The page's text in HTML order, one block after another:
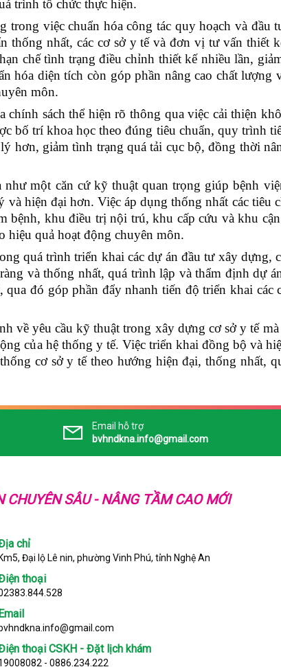
trình tổ chức thực hiện.
việc chuẩn hóa công tác quy hoạch và đầu
nhất, các cơ sở y tế và đơn vị tư vấn thiết
chế tình trạng điều chỉnh thiết kế nhiều lần,
hóa diện tích còn góp phần nâng cao chất lượng
môn.
sách thể hiện rõ thông qua việc cải thiện
bố trí khoa học theo đúng tiêu chuẩn, quy trình
hơn, giảm tình trạng quá tải cục bộ, đồng thời
một căn cứ kỹ thuật quan trọng giúp bệnh
hiện đại hơn. Việc áp dụng thống nhất các tiêu
bệnh, khu điều trị nội trú, khu cấp cứu và khu
hiệu quả hoạt động chuyên môn.
quá trình triển khai các dự án đầu tư xây dựng,
và thống nhất, quá trình lập và thẩm định dự
đó góp phần đẩy nhanh tiến độ triển khai các
về yêu cầu kỹ thuật trong xây dựng cơ sở y tế
của hệ thống y tế. Việc triển khai đồng bộ và
cơ sở y tế theo hướng hiện đại, thống nhất,
Email hỗ trợ
bvhndkna.info@gmail.com
SÂU - NÂNG TẦM CAO MỚI
chỉ
Đại lộ Lê nin, phường Vinh Phú, tỉnh Nghệ An
thoại
thoại CSKH - Đặt lịch khám
- 0886.234.222